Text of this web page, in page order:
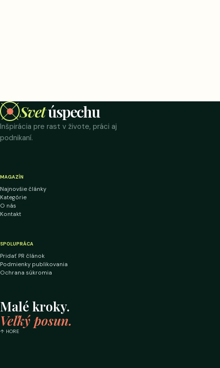
Svetúspechu
Inšpirácia pre rast v živote, práci aj
podnikaní.
MAGAZÍN
Najnovšie články
Kategórie
O nás
Kontakt
SPOLUPRÁCA
Pridať PR článok
Podmienky publikovania
Ochrana súkromia
Malé kroky.
Veľký posun.
↑ HORE